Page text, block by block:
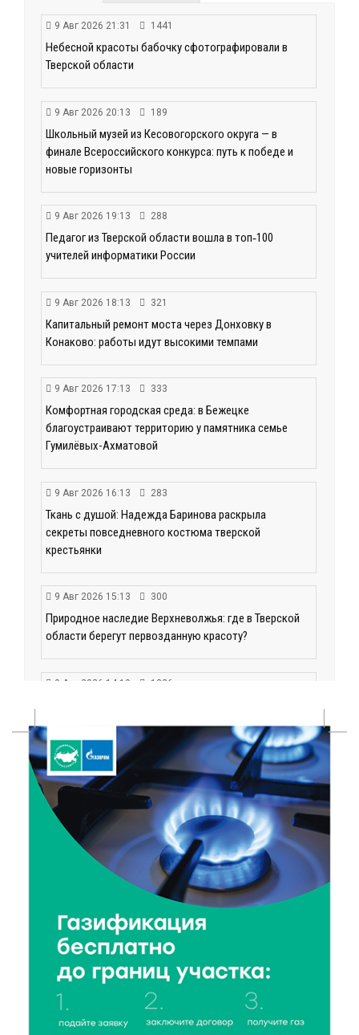
9 Авг 2026 21:31 1441
Небесной красоты бабочку сфотографировали в
Тверской области
9 Авг 2026 20:13 189
Школьный музей из Кесовогорского округа — в
финале Всероссийского конкурса: путь к победе и
новые горизонты
9 Авг 2026 19:13 288
Педагог из Тверской области вошла в топ‑100
учителей информатики России
9 Авг 2026 18:13 321
Капитальный ремонт моста через Донховку в
Конаково: работы идут высокими темпами
9 Авг 2026 17:13 333
Комфортная городская среда: в Бежецке
благоустраивают территорию у памятника семье
Гумилёвых-Ахматовой
9 Авг 2026 16:13 283
Ткань с душой: Надежда Баринова раскрыла
секреты повседневного костюма тверской
крестьянки
9 Авг 2026 15:13 300
Природное наследие Верхневолжья: где в Тверской
области берегут первозданную красоту?
9 Авг 2026 14:19 1326
рублей
9 Авг 2026 14:13 287
Вышневолоцкий музей раскроет малоизвестные
страницы биографии Муслима Магомаева
9 Авг 2026 13:13 424
Поддержка и знания: в Рамешках обсудили
тонкости грудного вскармливания
9 Авг 2026 12:13 345
От проекта к проекту: в Твери самозанятость чаще
воспринимают как временную меру
9 Авг 2026 12:12 603